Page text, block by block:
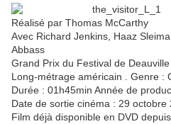
Réalisé par Thomas McCarthy
Avec Richard Jenkins, Haaz
Abbass
Grand Prix du Festival de Deauville
Long-métrage américain . Genre :
Durée : 01h45min Année de
Date de sortie cinéma : 29 octobre
Film déjà disponible en DVD